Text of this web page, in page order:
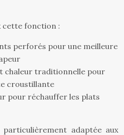
cette fonction :
perforés pour une meilleure
chaleur traditionnelle pour
croustillante
pour réchauffer les plats
adaptée aux